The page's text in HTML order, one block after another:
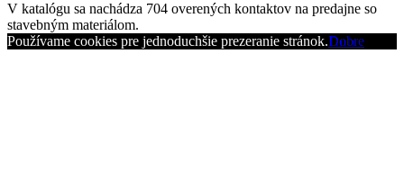
V katalógu sa nachádza 704 overených kontaktov na predajne so
stavebným materiálom.
Používame cookies pre jednoduchšie prezeranie stránok.Dobre